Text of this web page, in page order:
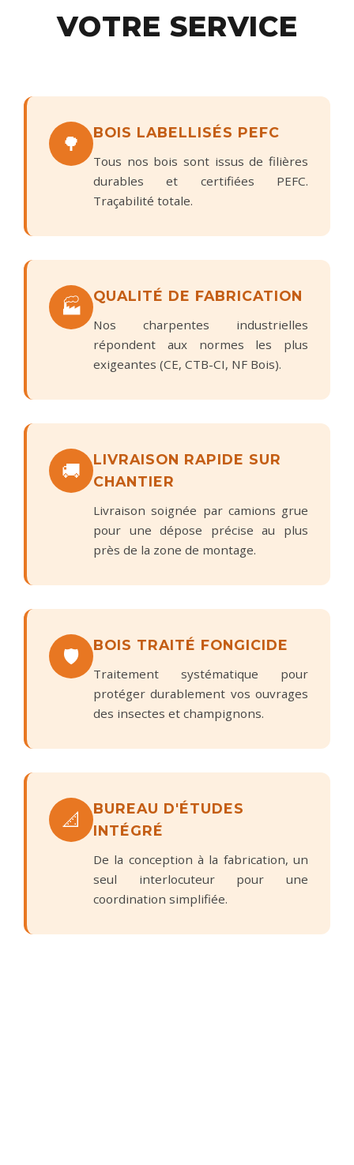
VOTRE SERVICE
🌳 BOIS LABELLISÉS PEFC
Tous nos bois sont issus de filières
durables et certifiées PEFC.
Traçabilité totale.
🏭 QUALITÉ DE FABRICATION
Nos charpentes industrielles
répondent aux normes les plus
exigeantes (CE, CTB-CI, NF Bois).
🚚
LIVRAISON RAPIDE SUR
CHANTIER
Livraison soignée par camions grue
pour une dépose précise au plus
près de la zone de montage.
🛡️ BOIS TRAITÉ FONGICIDE
Traitement systématique pour
protéger durablement vos ouvrages
des insectes et champignons.
📐
BUREAU D'ÉTUDES
INTÉGRÉ
De la conception à la fabrication, un
seul interlocuteur pour une
coordination simplifiée.